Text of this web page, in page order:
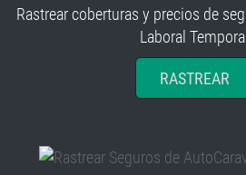
Rastrear coberturas y precios de
Laboral Temporal
RASTREAR